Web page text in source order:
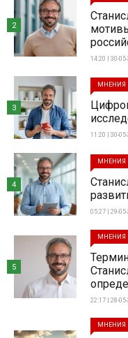
14:20 | 30-
2
МНЕНИЯ
11:20 | 30-
3
МНЕНИЯ
05:27 | 29-
4
МНЕНИЯ
22:17 | 28-
5
МНЕНИЯ